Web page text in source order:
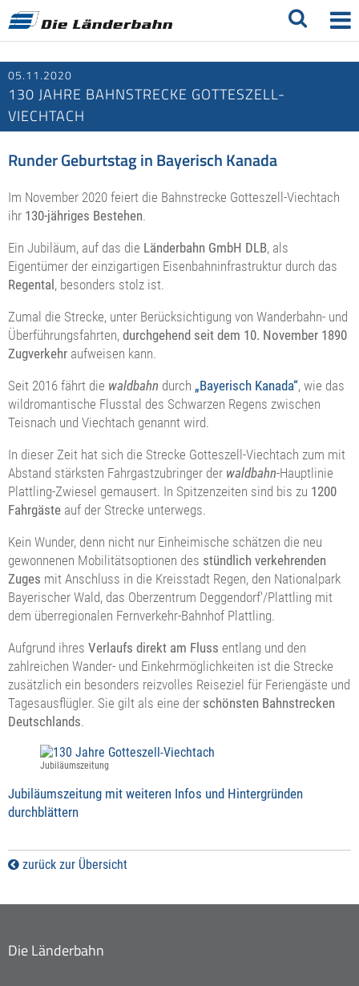
05.11.2020
130 JAHRE BAHNSTRECKE GOTTESZELL-
VIECHTACH
Runder Geburtstag in Bayerisch Kanada
Im November 2020 feiert die Bahnstrecke Gotteszell-Viechtach
ihr 130-jähriges Bestehen.
Ein Jubiläum, auf das die Länderbahn GmbH DLB, als
Eigentümer der einzigartigen Eisenbahninfrastruktur durch das
Regental, besonders stolz ist.
Zumal die Strecke, unter Berücksichtigung von Wanderbahn- und
Überführungsfahrten, durchgehend seit dem 10. November 1890
Zugverkehr aufweisen kann.
Seit 2016 fährt die waldbahn durch „Bayerisch Kanada“, wie das
wildromantische Flusstal des Schwarzen Regens zwischen
Teisnach und Viechtach genannt wird.
In dieser Zeit hat sich die Strecke Gotteszell-Viechtach zum mit
Abstand stärksten Fahrgastzubringer der waldbahn-Hauptlinie
Plattling-Zwiesel gemausert. In Spitzenzeiten sind bis zu 1200
Fahrgäste auf der Strecke unterwegs.
Kein Wunder, denn nicht nur Einheimische schätzen die neu
gewonnenen Mobilitätsoptionen des stündlich verkehrenden
Zuges mit Anschluss in die Kreisstadt Regen, den Nationalpark
Bayerischer Wald, das Oberzentrum Deggendorf‘/Plattling mit
dem überregionalen Fernverkehr-Bahnhof Plattling.
Aufgrund ihres Verlaufs direkt am Fluss entlang und den
zahlreichen Wander- und Einkehrmöglichkeiten ist die Strecke
zusätzlich ein besonders reizvolles Reiseziel für Feriengäste und
Tagesausflügler. Sie gilt als eine der schönsten Bahnstrecken
Deutschlands.
Jubiläumszeitung
Jubiläumszeitung mit weiteren Infos und Hintergründen
durchblättern
zurück zur Übersicht
Die Länderbahn